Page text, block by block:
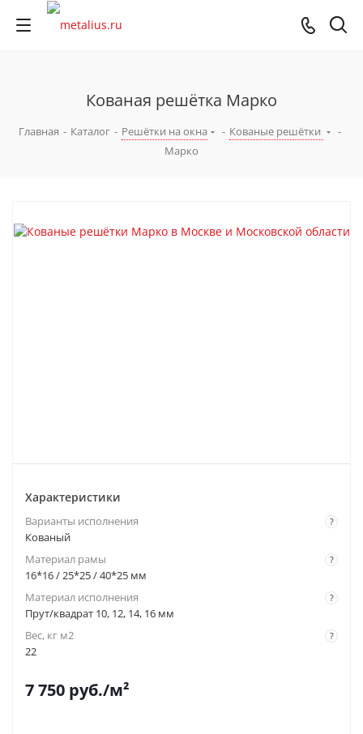
Кованая решётка Марко
Главная - Каталог - Решётки на окна - Кованые решётки
-
Марко
Характеристики
?
Варианты исполнения
Кованый
?
Материал рамы
16*16 / 25*25 / 40*25 мм
?
Материал исполнения
Прут/квадрат 10, 12, 14, 16 мм
?
Вес, кг м2
22
7 750 руб./м²